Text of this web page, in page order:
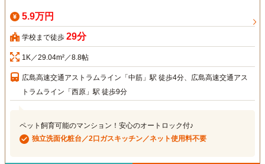
5.9万円
学校まで徒歩 29分
1K／29.04m²／8.8帖
広島高速交通アストラムライン「中筋」駅 徒歩4分、広島高速交通アス
トラムライン「西原」駅 徒歩9分
ペット飼育可能のマンション！安心のオートロック付♪
独立洗面化粧台／2口ガスキッチン／ネット使用料不要